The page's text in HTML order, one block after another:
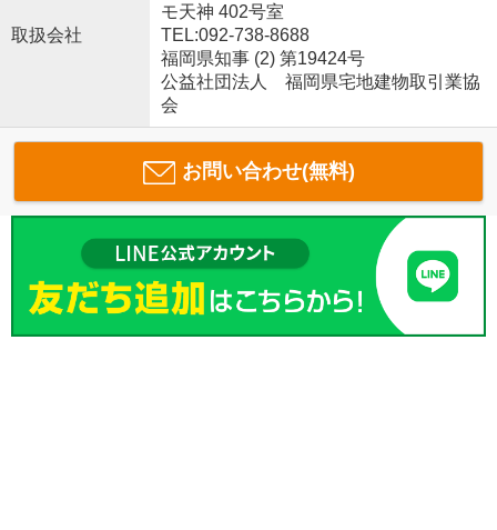
取扱会社
モ天神 402号室
TEL:092-738-8688
福岡県知事 (2) 第19424号
公益社団法人 福岡県宅地建物取引業協
会
お問い合わせ(無料)